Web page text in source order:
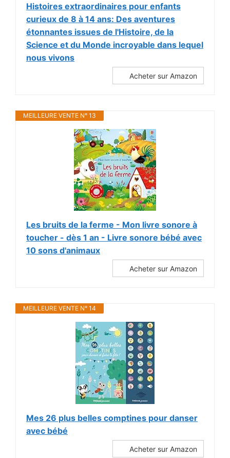
Histoires extraordinaires pour enfants
curieux de 8 à 14 ans: Des aventures
étonnantes issues de l'Histoire, de la
Science et du Monde incroyable dans lequel
nous vivons
Acheter sur Amazon
MEILLEURE VENTE N° 13
Les bruits de la ferme - Mon livre sonore à
toucher - dès 1 an - Livre sonore bébé avec
10 sons d'animaux
Acheter sur Amazon
MEILLEURE VENTE N° 14
Mes 26 plus belles comptines pour danser
avec bébé
Acheter sur Amazon